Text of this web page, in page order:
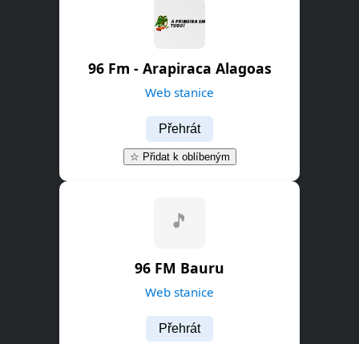
96 Fm - Arapiraca Alagoas
Web stanice
Přehrát
☆ Přidat k oblíbeným
96 FM Bauru
Web stanice
Přehrát